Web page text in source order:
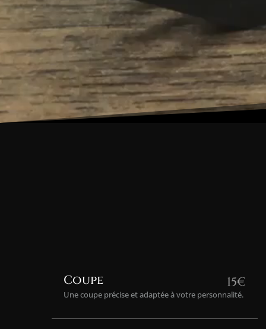
Coupe
Une coupe précise et adaptée à votre personnalité.
15€